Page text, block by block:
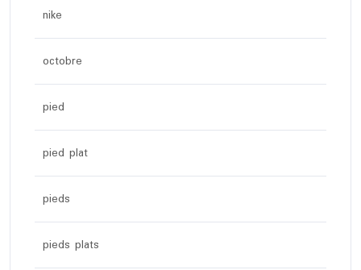
nike
octobre
pied
pied plat
pieds
pieds plats